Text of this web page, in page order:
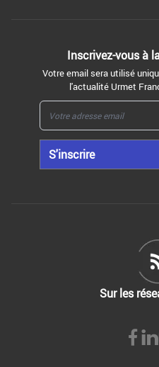
Inscrivez-vous à
Votre email sera utilisé
l'actualité Urmet
S'inscrire
Sur les